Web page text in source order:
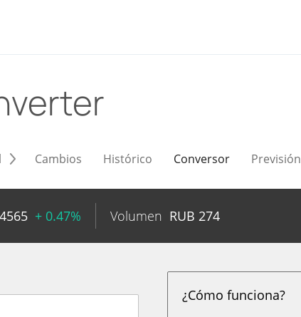
Cambios Histórico Conversor Previsión
+ 0.47% Volumen RUB 274
¿Cómo funciona?